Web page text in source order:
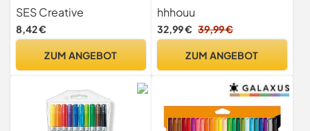
praktische dicke Stifte mit
ergonomischem Griff, Für
Kinder ab 3 Jahren
SES Creative
8,42 €
ZUM ANGEBOT
Marker, Handlettering
Stifte Filzstifte für
Erwachsene Kalligraphie
Stifte HO-150B
hhhouu
32,99 € 39,99 €
ZUM ANGEBOT